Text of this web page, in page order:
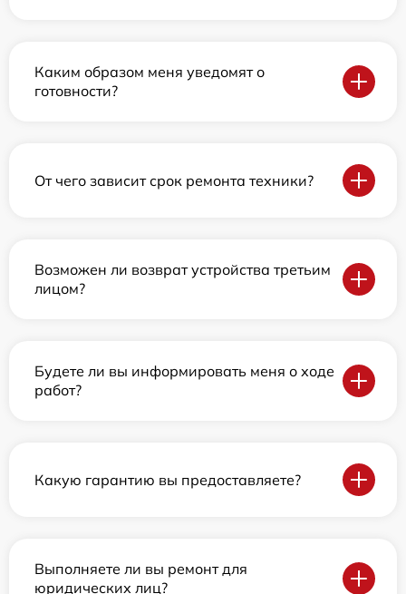
Каким образом меня уведомят о
готовности?
От чего зависит срок ремонта техники?
Возможен ли возврат устройства третьим
лицом?
Будете ли вы информировать меня о ходе
работ?
Какую гарантию вы предоставляете?
Выполняете ли вы ремонт для
юридических лиц?